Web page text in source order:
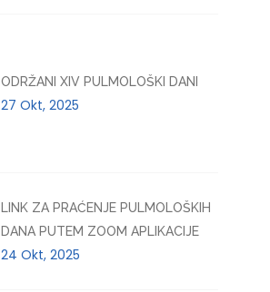
ODRŽANI XIV PULMOLOŠKI DANI
27 Okt, 2025
LINK ZA PRAĆENJE PULMOLOŠKIH
DANA PUTEM ZOOM APLIKACIJE
24 Okt, 2025